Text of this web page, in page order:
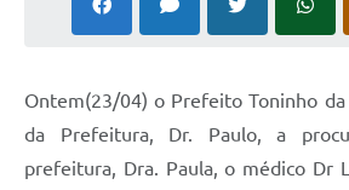
Plano de Capacitação
Instrumentos de Gestão - SAÚDE
Recursos Liberados
Ontem(23/04) o Prefeito Toninho
da Prefeitura, Dr. Paulo, a
prefeitura, Dra. Paula, o médico Dr